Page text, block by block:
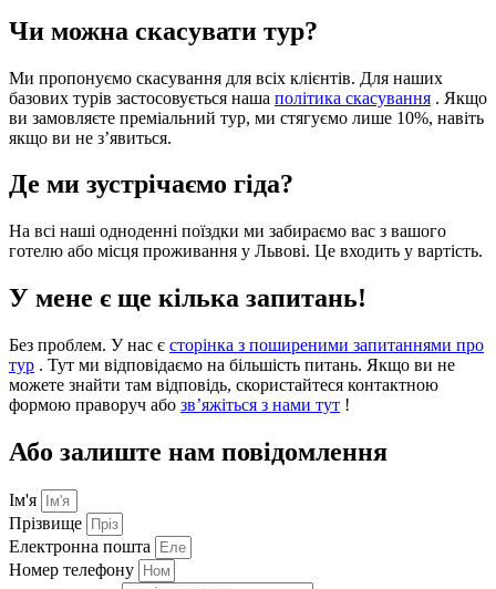
Чи можна скасувати тур?
Ми пропонуємо скасування для всіх клієнтів. Для наших
базових турів застосовується наша політика скасування . Якщо
ви замовляєте преміальний тур, ми стягуємо лише 10%, навіть
якщо ви не з’явиться.
Де ми зустрічаємо гіда?
На всі наші одноденні поїздки ми забираємо вас з вашого
готелю або місця проживання у Львові. Це входить у вартість.
У мене є ще кілька запитань!
Без проблем. У нас є сторінка з поширеними запитаннями про
тур . Тут ми відповідаємо на більшість питань. Якщо ви не
можете знайти там відповідь, скористайтеся контактною
формою праворуч або зв’яжіться з нами тут !
Або залиште нам повідомлення
Ім'я
Прізвище
Електронна пошта
Номер телефону